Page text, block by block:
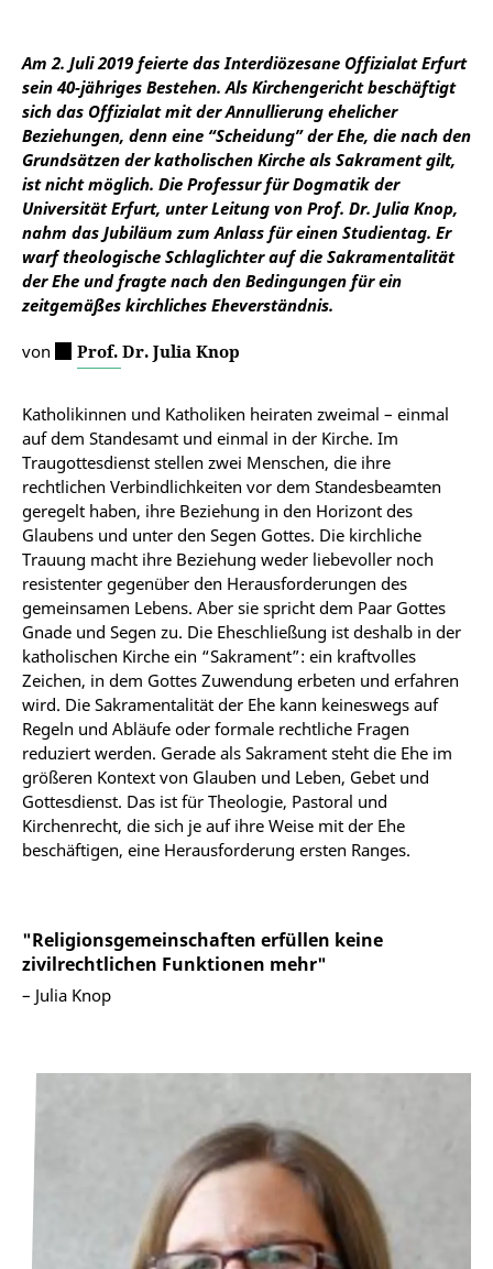
Am 2. Juli 2019 feierte dasInterdiözesane Offizialat Erfurt
sein 40-jähriges Bestehen. Als Kirchengericht beschäftigt
sich das Offizialat mit der Annullierung ehelicher
Beziehungen, denn eine “Scheidung” der Ehe, die nach den
Grundsätzen der katholischen Kirche als Sakrament gilt,
ist nicht möglich. Die Professur für Dogmatik der
Universität Erfurt, unter Leitung von Prof. Dr. Julia Knop,
nahm das Jubiläum zum Anlass für einen Studientag. Er
warf theologische Schlaglichter auf die Sakramentalität
der Ehe und fragte nach den Bedingungen für ein
zeitgemäßes kirchliches Eheverständnis.
von Prof. Dr. Julia Knop
Katholikinnen und Katholiken heiraten zweimal – einmal
auf dem Standesamt und einmal in der Kirche. Im
Traugottesdienst stellen zwei Menschen, die ihre
rechtlichen Verbindlichkeiten vor dem Standesbeamten
geregelt haben, ihre Beziehung in den Horizont des
Glaubens und unter den Segen Gottes. Die kirchliche
Trauung macht ihre Beziehung weder liebevoller noch
resistenter gegenüber den Herausforderungen des
gemeinsamen Lebens. Aber sie spricht dem Paar Gottes
Gnade und Segen zu. Die Eheschließung ist deshalb in der
katholischen Kirche ein “Sakrament”: ein kraftvolles
Zeichen, in dem Gottes Zuwendung erbeten und erfahren
wird. Die Sakramentalität der Ehe kann keineswegs auf
Regeln und Abläufe oder formale rechtliche Fragen
reduziert werden. Gerade als Sakrament steht die Ehe im
größeren Kontext von Glauben und Leben, Gebet und
Gottesdienst. Das ist für Theologie, Pastoral und
Kirchenrecht, die sich je auf ihre Weise mit der Ehe
beschäftigen, eine Herausforderung ersten Ranges.
"Religionsgemeinschaften erfüllen keine
zivilrechtlichen Funktionen mehr"
– Julia Knop